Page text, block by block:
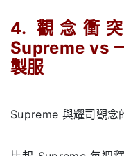
4.觀念衝突
Supreme vs
製服
Supreme 與耀司觀念